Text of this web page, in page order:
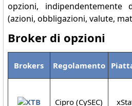
opzioni, indipendentemente
(azioni, obbligazioni, valute,
Broker di opzioni
Brokers Regolamento
Cipro (CySEC)